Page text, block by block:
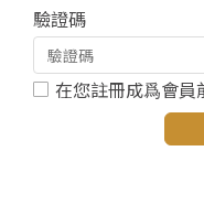
驗證碼
在您註冊成爲會